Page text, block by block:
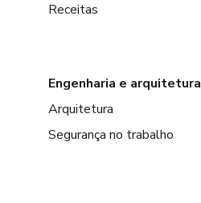
Receitas
Engenharia e arquitetura
Arquitetura
Segurança no trabalho